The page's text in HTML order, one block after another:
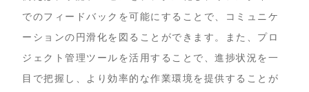
でのフィードバックを可能にすることで、コミュニケ
ーションの円滑化を図ることができます。また、プロ
ジェクト管理ツールを活用することで、進捗状況を一
目で把握し、より効率的な作業環境を提供することが